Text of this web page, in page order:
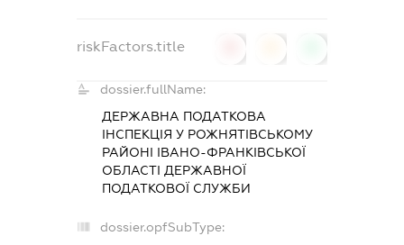
riskFactors.title
dossier.fullName:
ДЕРЖАВНА ПОДАТКОВА
ІНСПЕКЦІЯ У РОЖНЯТІВСЬКОМУ
РАЙОНІ ІВАНО-ФРАНКІВСЬКОЇ
ОБЛАСТІ ДЕРЖАВНОЇ
ПОДАТКОВОЇ СЛУЖБИ
dossier.opfSubType: